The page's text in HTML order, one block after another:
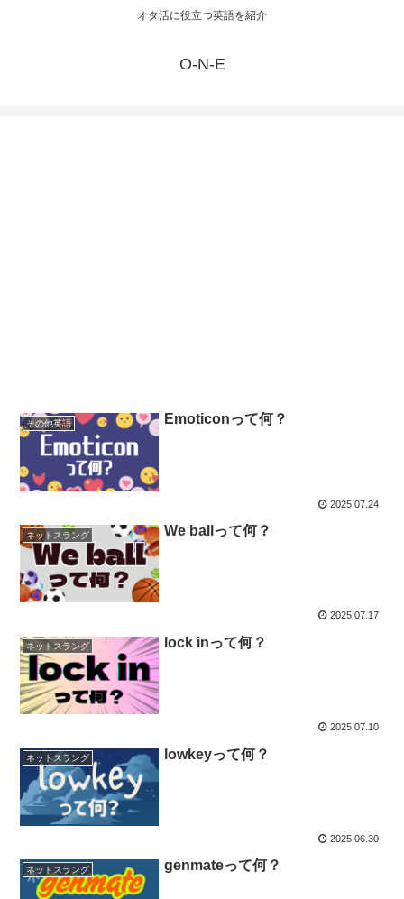
オタ活に役立つ英語を紹介
O-N-E
その他英語 Emoticonって何？
2025.07.24
ネットスラング We ballって何？
2025.07.17
ネットスラング lock inって何？
2025.07.10
ネットスラング lowkeyって何？
2025.06.30
ネットスラング genmateって何？